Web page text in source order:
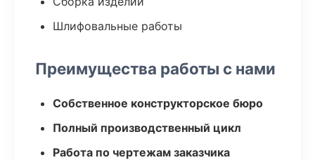
Шлифовальные работы
Преимущества работы с нами
Собственное конструкторское бюро
Полный производственный цикл
Работа по чертежам заказчика